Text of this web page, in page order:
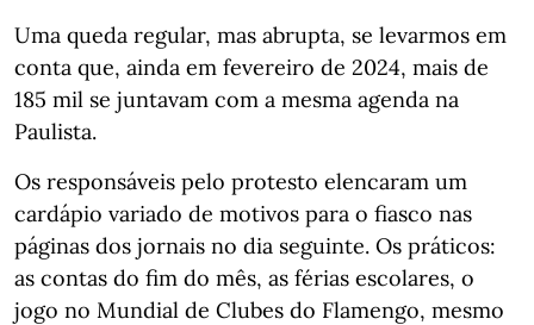
Uma queda regular, mas abrupta, se levarmos em
conta que, ainda em fevereiro de 2024, mais de
185 mil se juntavam com a mesma agenda na
Paulista.
Os responsáveis pelo protesto elencaram um
cardápio variado de motivos para o fiasco nas
páginas dos jornais no dia seguinte. Os práticos:
as contas do fim do mês, as férias escolares, o
jogo no Mundial de Clubes do Flamengo, mesmo